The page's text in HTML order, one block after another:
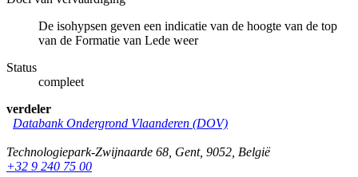
De isohypsen geven een indicatie van de hoogte van de top
van de Formatie van Lede weer
Status
compleet
verdeler
Databank Ondergrond Vlaanderen (DOV)
Technologiepark-Zwijnaarde 68 Gent, 9052 België
+32 9 240 75 00